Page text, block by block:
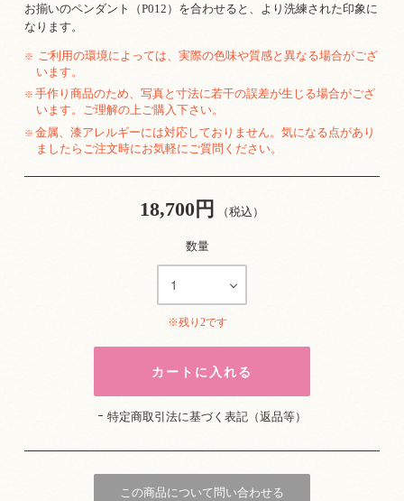
お揃いのペンダント（P012 ）を合わせると、より洗練された印象に
なります。
※
ご利用の環境によっては、実際の色味や質感と異なる場合がござ
います。
※ 手作り商品のため、写真と寸法に若干の誤差が生じる場合がござ
います。ご理解の上ご購入下さい。
※ 金属、漆アレルギーには対応しておりません。気になる点があり
ましたらご注文時にお気軽にご質問ください。
18,700円 （税込）
数量
※残り2です
特定商取引法に基づく表記（返品等）
この商品について問い合わせる